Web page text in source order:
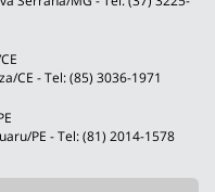
CE - Tel: (85) 3036-1971
PE - Tel: (81) 2014-1578